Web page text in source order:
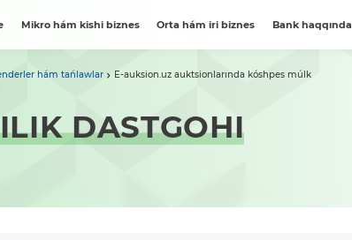
Mikro hám kishi biznes Orta hám iri biznes Bank haqqında
hám tańlawlar E-auksion.uz auktsionlarında kóshpes múlk
DASTGOHI